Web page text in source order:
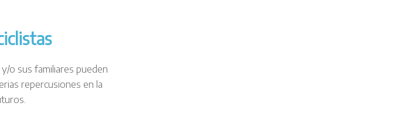
o sus familiares pueden
repercusiones en la